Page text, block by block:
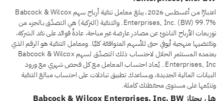
اعتبارًا من أغسطس 2026، يبلغ معامل تنقية أرباح سهم Babcock & Wilcox
Enterprises, Inc. (BW) 99.7%. والتنقية (التزكية) هي التصدّق بالجزء من
توزيعات الأرباح الناشئ عن مصادر عارضة غير مباحة، عادةً فوائد على نقد الشركة،
وتقتضيها منهجية أيوفي حتى للأسهم المتوافقة كليًا. ومعامل التنقية هو الرقم الذي
يعتمده المستثمر الحلال لاحتساب ذلك التصدّق لسهم Babcock & Wilcox
Enterprises, Inc.. يُعاد احتساب المعامل مع كل فحص شهري مع ورود
البيانات المالية الجديدة، ويساعدك تطبيق تبادلات على احتساب مبالغ التنقية
وتتبّعها على مستوى محفظتك كاملة.
هل يجتاز Babcock & Wilcox Enterprises, Inc. BW